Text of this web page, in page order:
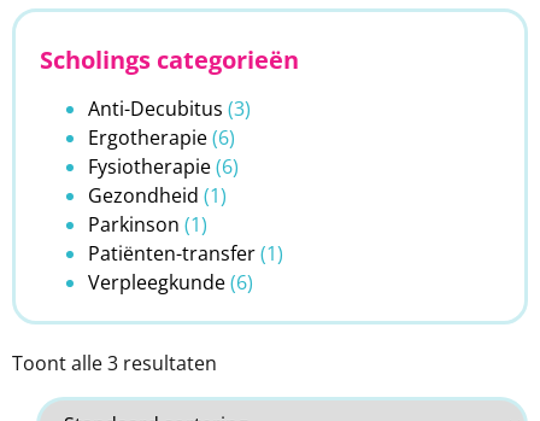
Scholings categorieën
Anti-Decubitus (3)
Ergotherapie(6)
Fysiotherapie(6)
Gezondheid (1)
Parkinson (1)
Patiënten-transfer(1)
Verpleegkunde(6)
Toont alle 3 resultaten